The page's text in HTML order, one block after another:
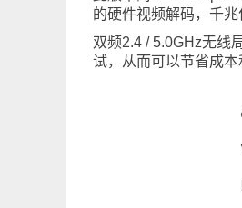
的硬件视频解码，千
双频2.4 / 5.0GHz无线
试，从而可以节省成本